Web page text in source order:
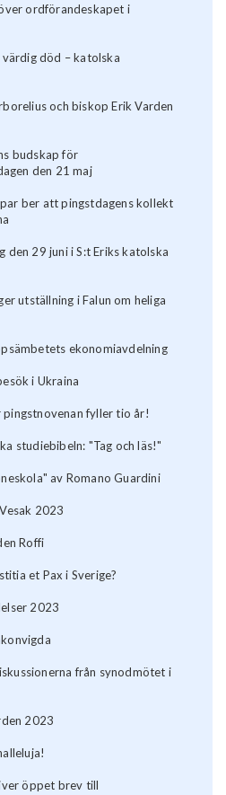
ordförandeskapet i
värdig död – katolska
och biskop Erik Varden
budskap för
den 21 maj
ber att pingstdagens kollekt
den 29 juni i S:t Eriks katolska
utställning i Falun om heliga
ekonomiavdelning
i Ukraina
pingstnovenan fyller tio år!
studiebibeln: "Tag och läs!"
av Romano Guardini
2023
Roffi
et Pax i Sverige?
2023
från synodmötet i
2023
öppet brev till